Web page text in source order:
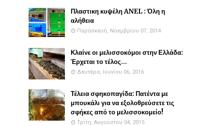
Πλαστικη κυψέλη ANEL : Όλη η
αλήθεια
Παρασκευή, Νοεμβρίου 07, 2014
Κλαίνε οι μελισσοκόμοι στην Ελλάδα:
Έρχεται το τέλος...
Δευτέρα, Ιουνίου 06, 2016
Τέλεια σφηκοπαγίδα: Πατέντα με
μπουκάλι για να εξολοθρεύσετε τις
σφήκες από το μελισσοκομείο!
Τρίτη, Αυγούστου 04, 2015